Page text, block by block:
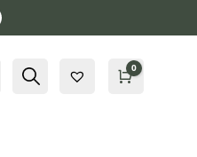
Konto Szukaj Kosz
0